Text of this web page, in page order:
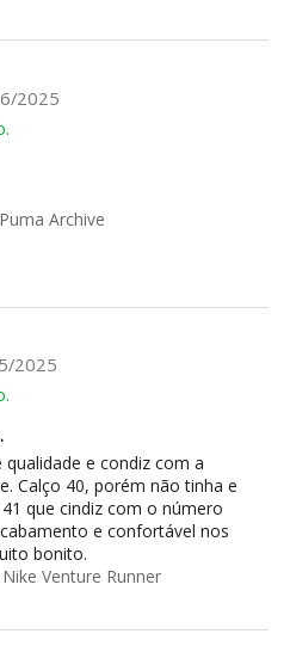
2025
Archive
2025
e condiz com a
Calço 40, porém não tinha e
que cindiz com o número
e confortável nos
bonito.
Venture Runner